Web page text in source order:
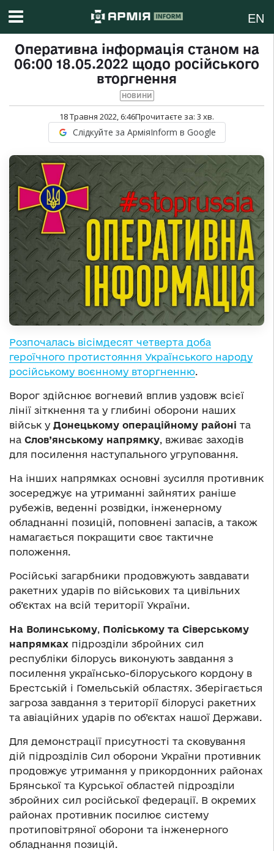
EN
Оперативна інформація станом на
06:00 18.05.2022 щодо російського
вторгнення
НОВИНИ
18 Травня 2022, 6:46Прочитаєте за: 3 хв.
Слідкуйте за АрміяInform в Google
Розпочалась вісімдесят четверта доба
героїчного протистояння Українського народу
російському воєнному вторгненню.
Ворог здійснює вогневий вплив уздовж всієї
лінії зіткнення та у глибині оборони наших
військ у Донецькому операційному районі та
на Слов’янському напрямку, вживає заходів
для посилення наступального угруповання.
На інших напрямках основні зусилля противник
зосереджує на утриманні зайнятих раніше
рубежів, веденні розвідки, інженерному
обладнанні позицій, поповнені запасів, а також
намагається покращити своє тактичне
положення.
Російські загарбники продовжують завдавати
ракетних ударів по військових та цивільних
об’єктах на всій території України.
На Волинському, Поліському та Сіверському
напрямках підрозділи збройних сил
республіки білорусь виконують завдання з
посилення українсько-білоруського кордону в
Брестській і Гомельській областях. Зберігається
загроза завдання з території білорусі ракетних
та авіаційних ударів по об’єктах нашої Держави.
Для демонстрації присутності та сковування
дій підрозділів Сил оборони України противник
продовжує утримання у прикордонних районах
Брянської та Курської областей підрозділи
збройних сил російської федерації. В окремих
районах противник посилює систему
протиповітряної оборони та інженерного
обладнання позицій.